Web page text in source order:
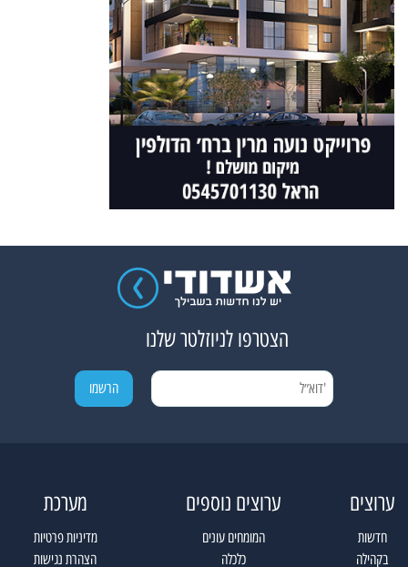
הצטרפו לניוזלטר שלנו
ערוצים
חדשות
בקהילה
ערוצים נוספים
המומחים עונים
כלכלה
מערכת
מדיניות פרטיות
הצהרת נגישות